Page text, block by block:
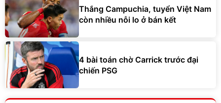
Thắng Campuchia, tuyển Việt Nam
còn nhiều nỗi lo ở bán kết
4 bài toán chờ Carrick trước đại
chiến PSG